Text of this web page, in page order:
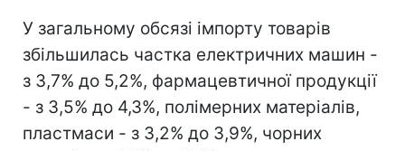
У загальному обсязі імпорту товарів
збільшилась частка електричних машин -
з 3,7% до 5,2%, фармацевтичної продукції
- з 3,5% до 4,3%, полімерних матеріалів,
пластмаси - з 3,2% до 3,9%, чорних